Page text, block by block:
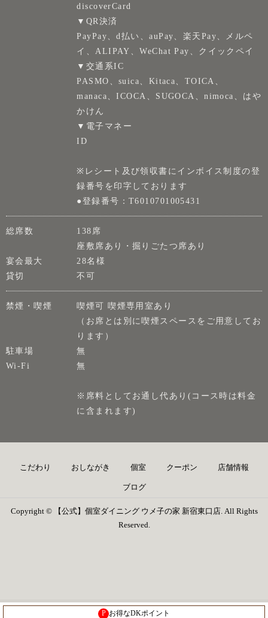
discoverCard
▼QR決済
PayPay、d払い、auPay、楽天Pay、メルペ
イ、ALIPAY、WeChat Pay、クイックペイ
▼交通系IC
PASMO、suica、Kitaca、TOICA、
manaca、ICOCA、SUGOCA、nimoca、はや
かけん
▼電子マネー
ID
※レシート及び領収書にインボイス制度の登
録番号を印字しております
●登録番号：T6010701005431
総席数
138席
座敷席あり・掘りごたつ席あり
宴会最大
28名様
貸切
不可
禁煙・喫煙
喫煙可 喫煙専用室あり
（お席とは別に喫煙スペースをご用意してお
ります）
駐車場
無
Wi-Fi
無
※席料としてお通し代あり(コース時は料金
に含まれます)
こだわり おしながき 個室 クーポン 店舗情報
ブログ
Copyright © 【公式】個室ダイニング ウメ子の家 新宿東口店. All Rights
Reserved.
P お得なDKポイント